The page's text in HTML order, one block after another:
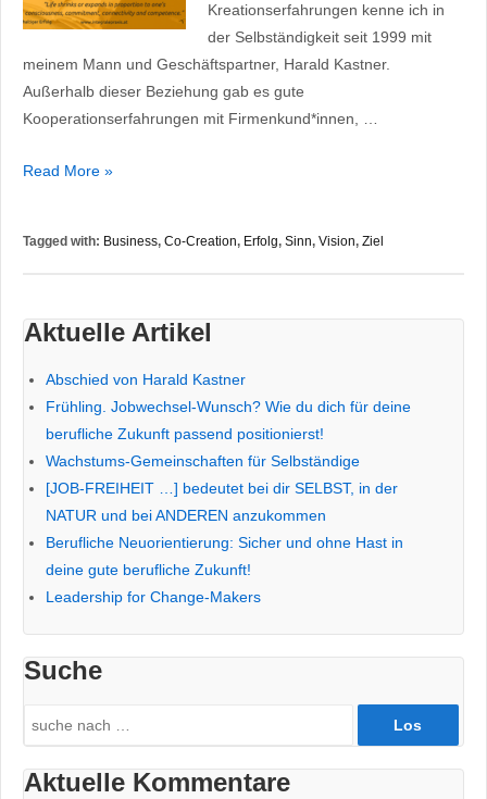
Kreationserfahrungen kenne ich in
der Selbständigkeit seit 1999 mit
meinem Mann und Geschäftspartner, Harald Kastner.
Außerhalb dieser Beziehung gab es gute
Kooperationserfahrungen mit Firmenkund*innen, …
Wachstums-
Selbständige
Read More »
Tagged with: Business, Co-Creation, Erfolg, Sinn, Vision, Ziel
Aktuelle Artikel
Abschied von Harald Kastner
Frühling. Jobwechsel-Wunsch? Wie du dich für deine
berufliche Zukunft passend positionierst!
Wachstums-Gemeinschaften für Selbständige
[JOB-FREIHEIT …] bedeutet bei dir SELBST, in der
NATUR und bei ANDEREN anzukommen
Berufliche Neuorientierung: Sicher und ohne Hast in
deine gute berufliche Zukunft!
Leadership for Change-Makers
Suche
Search
for:
Aktuelle Kommentare